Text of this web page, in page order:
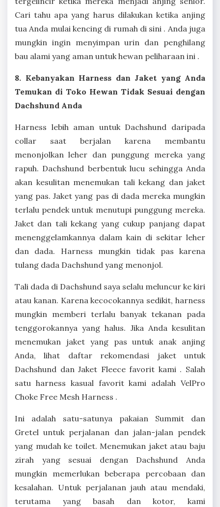
Cari tahu apa yang harus dilakukan ketika anjing
tua Anda mulai kencing di rumah di sini . Anda juga
mungkin ingin menyimpan urin dan penghilang
bau alami yang aman untuk hewan peliharaan ini .
8. Kebanyakan Harness dan Jaket yang Anda
Temukan di Toko Hewan Tidak Sesuai dengan
Dachshund Anda
Harness lebih aman untuk Dachshund daripada
collar saat berjalan karena membantu
menonjolkan leher dan punggung mereka yang
rapuh. Dachshund berbentuk lucu sehingga Anda
akan kesulitan menemukan tali kekang dan jaket
yang pas. Jaket yang pas di dada mereka mungkin
terlalu pendek untuk menutupi punggung mereka.
Jaket dan tali kekang yang cukup panjang dapat
menenggelamkannya dalam kain di sekitar leher
dan dada. Harness mungkin tidak pas karena
tulang dada Dachshund yang menonjol.
Tali dada di Dachshund saya selalu meluncur ke kiri
atau kanan. Karena kecocokannya sedikit, harness
mungkin memberi terlalu banyak tekanan pada
tenggorokannya yang halus. Jika Anda kesulitan
menemukan jaket yang pas untuk anak anjing
Anda, lihat daftar rekomendasi jaket untuk
Dachshund dan Jaket Fleece favorit kami . Salah
satu harness kasual favorit kami adalah VelPro
Choke Free Mesh Harness .
Ini adalah satu-satunya pakaian Summit dan
Gretel untuk perjalanan dan jalan-jalan pendek
yang mudah ke toilet. Menemukan jaket atau baju
zirah yang sesuai dengan Dachshund Anda
mungkin memerlukan beberapa percobaan dan
kesalahan. Untuk perjalanan jauh atau mendaki,
terutama yang basah dan kotor, kami